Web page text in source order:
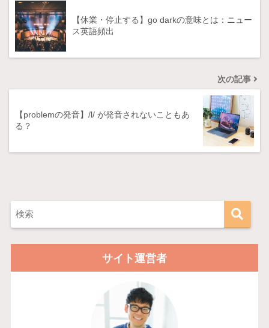
【休業・停止する】go darkの意味とは：ニュー
ス英語頻出
次の記事
【problemの発音】/l/ が発音されないこともあ
る？
サイト運営者